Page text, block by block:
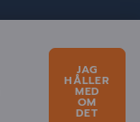
JAG
HÅLLER
MED
OM
DET